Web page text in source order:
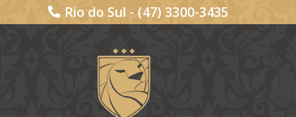
Rio do Sul - (47) 3300-3435